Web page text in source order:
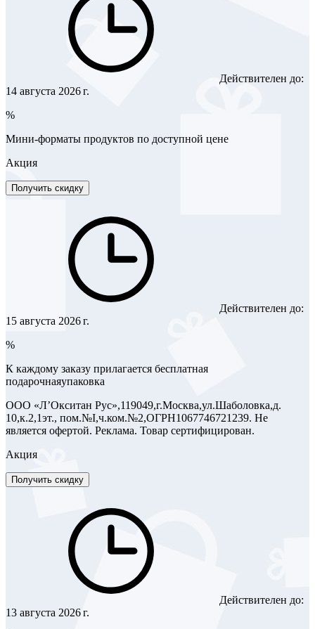
Действителен до:
14 августа 2026 г.
%
Мини-форматы продуктов по доступной цене
Акция
Получить скидку
Действителен до:
15 августа 2026 г.
%
К каждому заказу прилагается бесплатная
подарочнаяупаковка
ООО «Л’Окситан Рус»,119049,г.Москва,ул.Шаболовка,д.
10,к.2,1эт., пом.№I,ч.ком.№2,ОГРН1067746721239. Не
является офертой. Реклама. Товар сертифицирован.
Акция
Получить скидку
Действителен до:
13 августа 2026 г.